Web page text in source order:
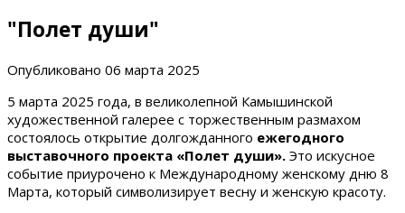
"Полет души"
Опубликовано 06 марта 2025
5 марта 2025 года, в великолепной Камышинской
художественной галерее с торжественным размахом
состоялось открытие долгожданного ежегодного
выставочного проекта «Полет души». Это искусное
событие приурочено к Международному женскому дню 8
Марта, который символизирует весну и женскую красоту.